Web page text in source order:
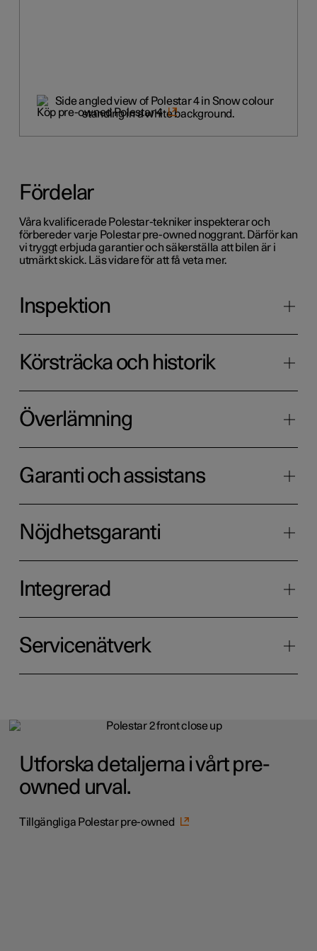
Köp pre-owned Polestar 4
Fördelar
Våra kvalificerade Polestar-tekniker inspekterar och
förbereder varje Polestar pre-owned noggrant. Därför kan
vi tryggt erbjuda garantier och säkerställa att bilen är i
utmärkt skick. Läs vidare för att få veta mer.
Inspektion
Körsträcka och historik
Överlämning
Garanti och assistans
Nöjdhetsgaranti
Integrerad
Servicenätverk
Utforska detaljerna i vårt pre-
owned urval.
Tillgängliga Polestar pre-owned